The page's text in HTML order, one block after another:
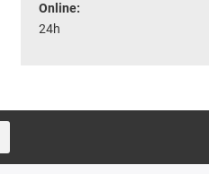
Online:
24h